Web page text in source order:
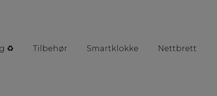
♻️ Tilbehør Smartklokke Nettbrett